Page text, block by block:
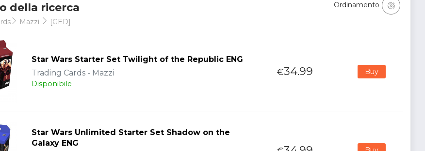
della ricerca
Mazzi [GED]
Ordinamento
Star Wars Starter Set Twilight of the Republic ENG
Trading Cards - Mazzi
Disponibile
€34.99 Buy
Star Wars Unlimited Starter Set Shadow on the
Galaxy ENG